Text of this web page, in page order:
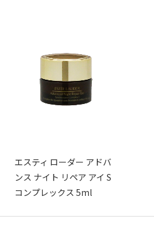
エスティ ローダー アドバ
ンス ナイト リペア アイ S
コンプレックス 5ml